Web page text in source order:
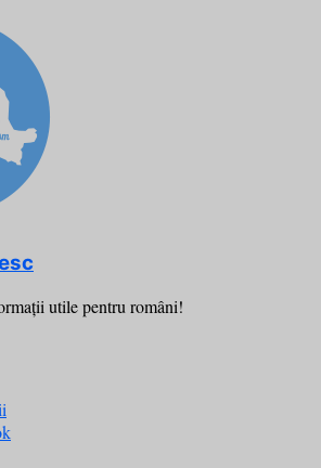
utile pentru români!